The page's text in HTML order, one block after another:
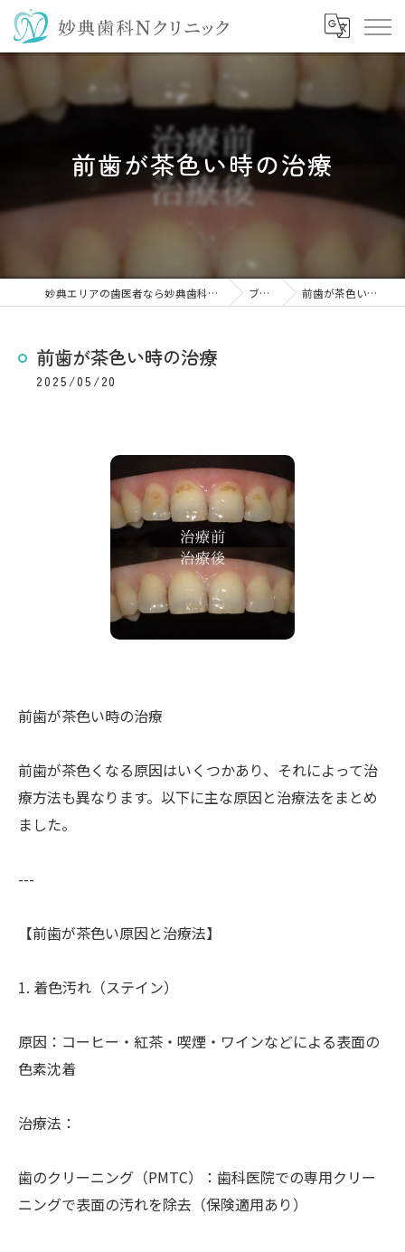
前歯が茶色い時の治療
妙典エリアの歯医者なら妙典歯科Nクリニック ブログ 前歯が茶色い時の治療
前歯が茶色い時の治療
2025/05/20
前歯が茶色い時の治療
前歯が茶色くなる原因はいくつかあり、それによって治
療方法も異なります。以下に主な原因と治療法をまとめ
ました。
---
【前歯が茶色い原因と治療法】
1. 着色汚れ（ステイン）
原因：コーヒー・紅茶・喫煙・ワインなどによる表面の
色素沈着
治療法：
歯のクリーニング（PMTC）：歯科医院での専用クリー
ニングで表面の汚れを除去（保険適用あり）